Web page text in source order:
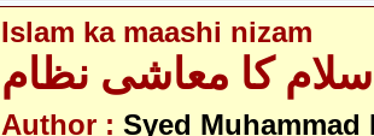
Islam ka maashi nizam
کا معاشی نظام
Author : Syed